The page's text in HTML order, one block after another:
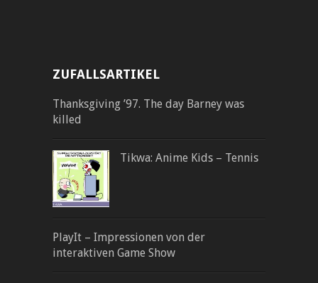
ZUFALLSARTIKEL
Thanksgiving ’97. The day Barney was
killed
Tikwa: Anime Kids – Tennis
PlayIt – Impressionen von der
interaktiven Game Show